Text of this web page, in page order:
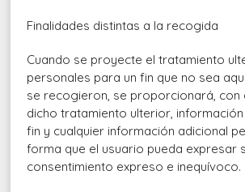
Finalidades distintas a la recogida
Cuando se proyecte el tratamiento
personales para un fin que no sea
se recogieron, se proporcionará, con
dicho tratamiento ulterior,
fin y cualquier información adicional
forma que el usuario pueda expresar
consentimiento expreso e inequívoco.